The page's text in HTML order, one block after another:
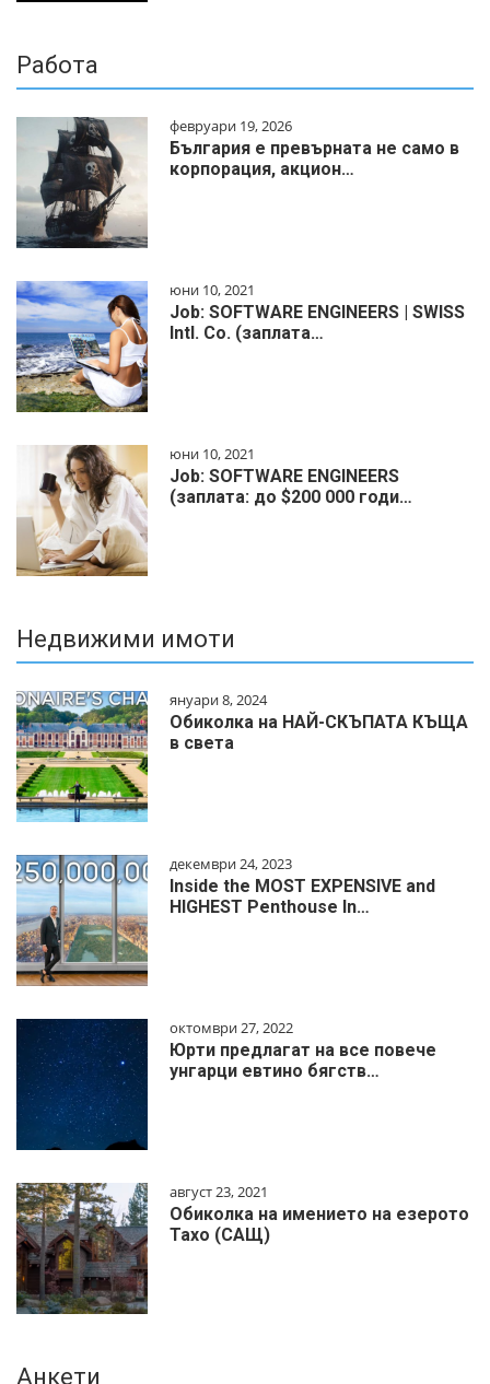
Работа
февруари 19, 2026
България е превърната не само в
корпорация, акцион…
юни 10, 2021
Job: SOFTWARE ENGINEERS | SWISS
Intl. Co. (заплата…
юни 10, 2021
Job: SOFTWARE ENGINEERS
(заплата: до $200 000 годи…
Недвижими имоти
януари 8, 2024
Обиколка на НАЙ-СКЪПАТА КЪЩА
в света
декември 24, 2023
Inside the MOST EXPENSIVE and
HIGHEST Penthouse In…
октомври 27, 2022
Юрти предлагат на все повече
унгарци евтино бягств…
август 23, 2021
Обиколка на имението на езерото
Тахо (САЩ)
Анкети